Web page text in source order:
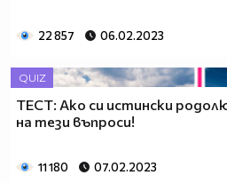
22 857 06.02.2023
QUIZ
ТЕСТ: Ако си истински
на тези въпроси!
11 180 07.02.2023